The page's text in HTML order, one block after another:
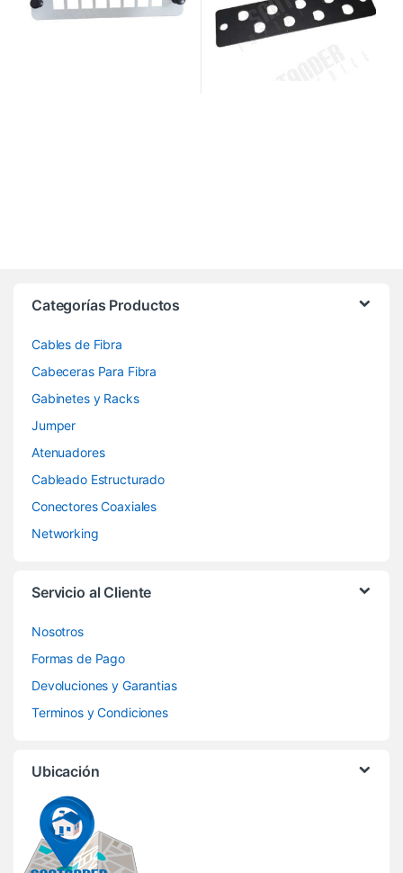
Categorías Productos
Cables de Fibra
Cabeceras Para Fibra
Gabinetes y Racks
Jumper
Atenuadores
Cableado Estructurado
Conectores Coaxiales
Networking
Servicio al Cliente
Nosotros
Formas de Pago
Devoluciones y Garantias
Terminos y Condiciones
Ubicación